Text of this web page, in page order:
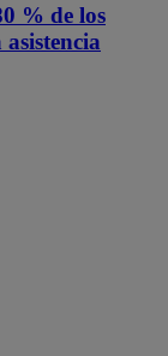
% de los